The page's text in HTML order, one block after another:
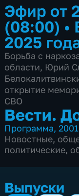
Эфир от
(08:00) •
2025
Борьба с
области, Юрий
открытие
СВО
Вести.
Программа,
Новостные,
политические,
Выпуски